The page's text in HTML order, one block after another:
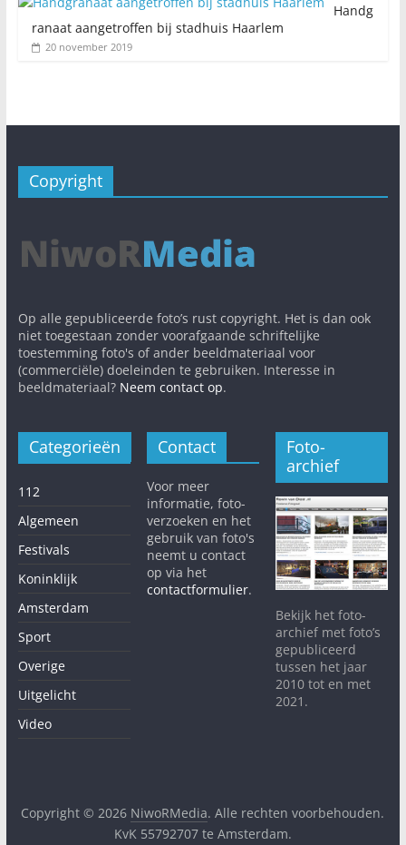
Handg
ranaat aangetroffen bij stadhuis Haarlem
20 november 2019
Copyright
Op alle gepubliceerde foto’s rust copyright. Het is dan ook
niet toegestaan zonder voorafgaande schriftelijke
toestemming foto's of ander beeldmateriaal voor
(commerciële) doeleinden te gebruiken. Interesse in
beeldmateriaal? Neem contact op.
Categorieën
112
Algemeen
Festivals
Koninklijk
Amsterdam
Sport
Overige
Uitgelicht
Video
Contact
Voor meer
informatie, foto-
verzoeken en het
gebruik van foto's
neemt u contact
op via het
contactformulier.
Foto-
archief
Bekijk het foto-
archief met foto’s
gepubliceerd
tussen het jaar
2010 tot en met
2021.
Copyright © 2026 NiwoRMedia. Alle rechten voorbehouden.
KvK 55792707 te Amsterdam.